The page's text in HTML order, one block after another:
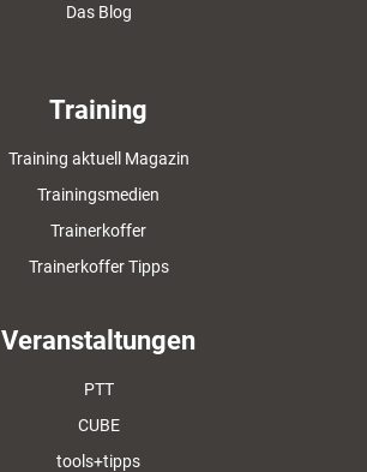
Das Blog
Training
Training aktuell Magazin
Trainingsmedien
Trainerkoffer
Trainerkoffer Tipps
Veranstaltungen
PTT
CUBE
tools+tipps